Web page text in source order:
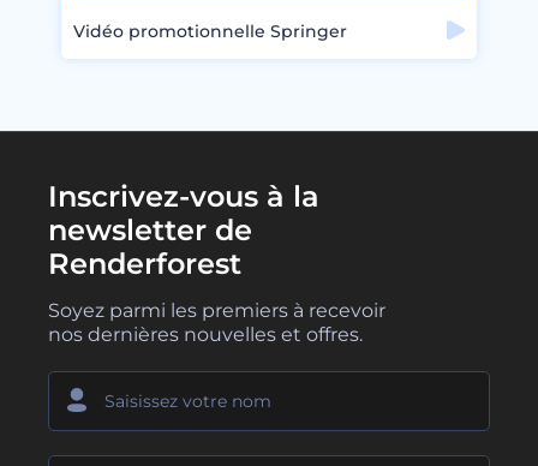
Vidéo promotionnelle Springer
Inscrivez-vous à la
newsletter de
Renderforest
Soyez parmi les premiers à recevoir
nos dernières nouvelles et offres.